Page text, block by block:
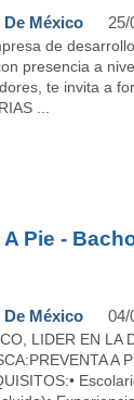
México 25/
de
presencia a
te invita a
...
Pie -
México 04/
LIDER EN LA
A